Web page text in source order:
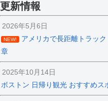
更新情報
2026年5月6日
NEW!
アメリカで長距離トラッ
章
2025年10月14日
ボストン 日帰り観光 おすすめス